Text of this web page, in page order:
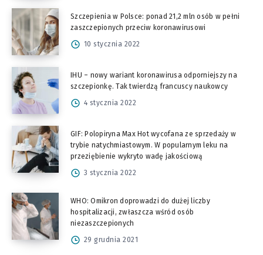
Szczepienia w Polsce: ponad 21,2 mln osób w pełni
zaszczepionych przeciw koronawirusowi
10 stycznia 2022
IHU – nowy wariant koronawirusa odporniejszy na
szczepionkę. Tak twierdzą francuscy naukowcy
4 stycznia 2022
GIF: Polopiryna Max Hot wycofana ze sprzedaży w
trybie natychmiastowym. W popularnym leku na
przeziębienie wykryto wadę jakościową
3 stycznia 2022
WHO: Omikron doprowadzi do dużej liczby
hospitalizacji, zwłaszcza wśród osób
niezaszczepionych
29 grudnia 2021